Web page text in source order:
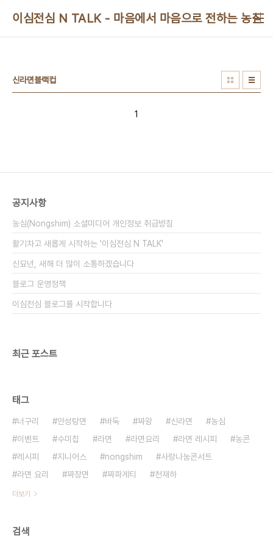
이심전심 N TALK - 마음에서 마음으로 전하는 농심
신라면블랙컵
1
공지사항
농심(Nongshim) 소셜미디어 개인정보 취급방침
활기차고 새롭게 시작하는 '이심전심 N TALK'
신묘년, 새해 더 많이 소통하겠습니다
블로그 운영정책
이심전심 블로그를 시작합니다
최근 포스트
태그
너구리 안성탕면 바둑 짜왕 신라면
농심
이벤트
수미칩 라면 라면요리 라면 레시피
농콘
레시피
지니어스 nongshim
사랑나눔콘서트
라면 요리
짜장면 짜파게티 천재하
더보기
검색